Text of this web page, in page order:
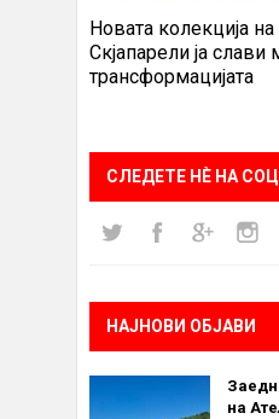
Новата колекција
Скјапарели ја слави
трансформацијата
СЛЕДЕТЕ НÈ НА
НАЈНОВИ ОБЈАВИ
на